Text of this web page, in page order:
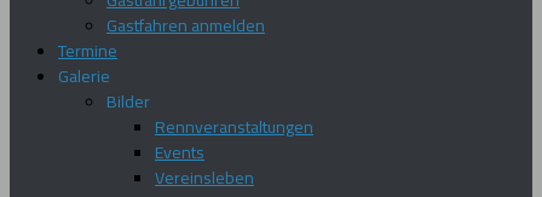
Gastfahren anmelden
Termine
Galerie
Bilder
Rennveranstaltungen
Events
Vereinsleben